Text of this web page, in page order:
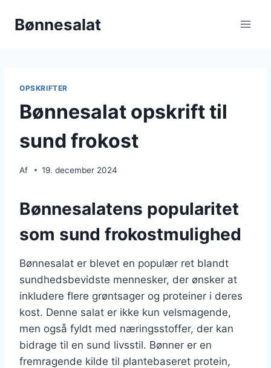
Bønnesalat
OPSKRIFTER
Bønnesalat opskrift til
sund frokost
Af 19. december 2024
Bønnesalatens popularitet
som sund frokostmulighed
Bønnesalat er blevet en populær ret blandt
sundhedsbevidste mennesker, der ønsker at
inkludere flere grøntsager og proteiner i deres
kost. Denne salat er ikke kun velsmagende,
men også fyldt med næringsstoffer, der kan
bidrage til en sund livsstil. Bønner er en
fremragende kilde til plantebaseret protein,